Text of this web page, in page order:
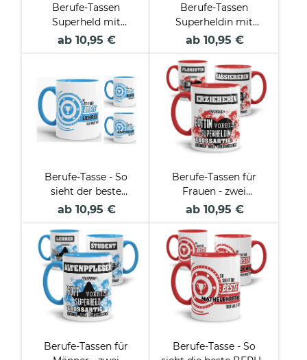
Berufe-Tassen
Superheld mit
lustigem Spruch
ab 10,95 €
Berufe-Tassen
Superheldin mit
lustigem Spruch
ab 10,95 €
Berufe-Tasse - So
sieht der beste
BERUF aus -
für Männer - Hellblau
ab 10,95 €
Berufe-Tassen für
Frauen - zwei
Farbvarianten
ab 10,95 €
Berufe-Tassen für
Berufe-Tasse - So